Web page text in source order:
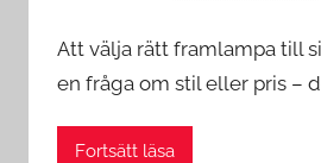
Att välja rätt framlampa till
en fråga om stil eller pris –
Fortsätt läsa